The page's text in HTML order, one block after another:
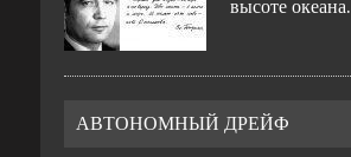
высоте океана.
АВТОНОМНЫЙ ДРЕЙФ